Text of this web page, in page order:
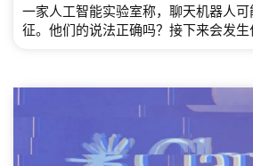
一家人工智能实验室称，聊天机器人
征。他们的说法正确吗？接下来会发生